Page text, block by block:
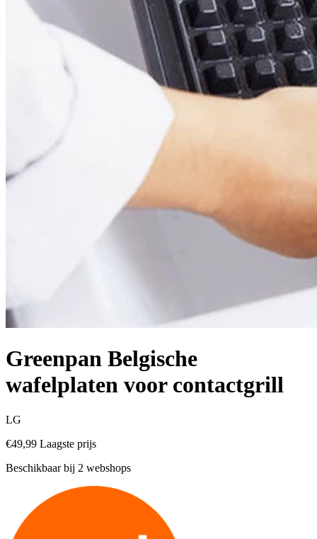
Greenpan Belgische
wafelplaten voor contactgrill
LG
€49,99 Laagste prijs
Beschikbaar bij 2 webshops